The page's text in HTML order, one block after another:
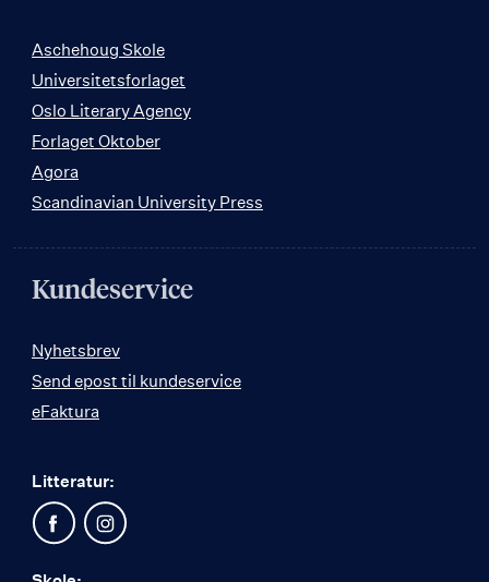
Aschehoug Skole
Universitetsforlaget
Oslo Literary Agency
Forlaget Oktober
Agora
Scandinavian University Press
Kundeservice
Nyhetsbrev
Send epost til kundeservice
eFaktura
Litteratur: